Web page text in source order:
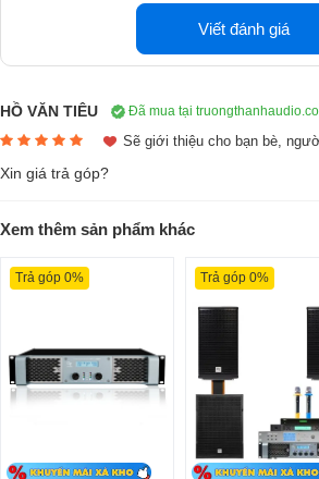
Danh sách lắp đặt thực tế Cục đẩy công
Trường Thành Audio
Viết đánh giá
HỒ VĂN TIÊU Đã mua tại
Sẽ giới thiệu cho bạn bè,
Xin giá trả góp?
Xem thêm sản phẩm khác
Trả góp 0% Trả góp 0%